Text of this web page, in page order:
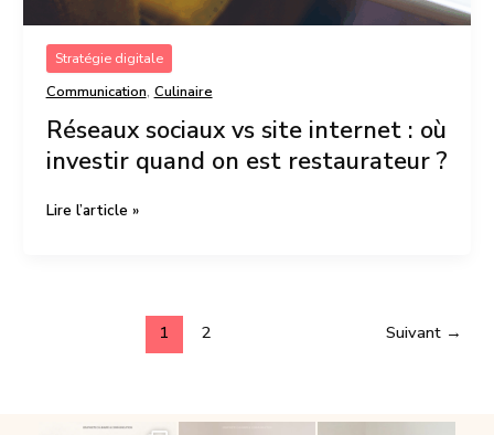
Stratégie digitale
Communication, Culinaire
Réseaux sociaux vs site internet : où
investir quand on est restaurateur ?
Lire l’article »
1 2 Suivant →